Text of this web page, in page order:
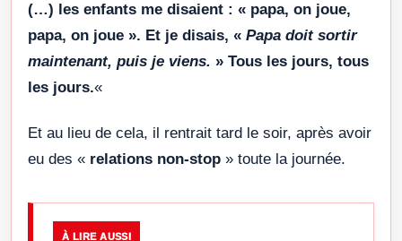
(…) les enfants me disaient : « papa, on joue,
papa, on joue ». Et je disais, « Papa doit sortir
maintenant, puis je viens. » Tous les jours, tous
les jours.«
Et au lieu de cela, il rentrait tard le soir, après avoir
eu des « relations non-stop » toute la journée.
À LIRE AUSSI